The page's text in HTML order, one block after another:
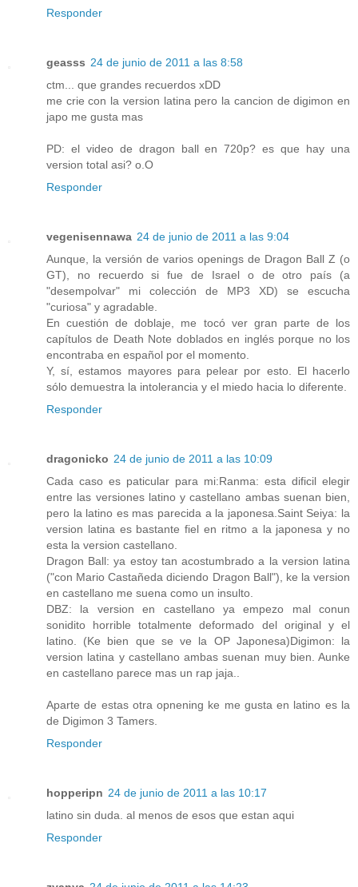
Responder
geasss 24 de junio de 2011 a las 8:58
ctm... que grandes recuerdos xDD
me crie con la version latina pero la cancion de digimon en
japo me gusta mas
PD: el video de dragon ball en 720p? es que hay una
version total asi? o.O
Responder
vegenisennawa 24 de junio de 2011 a las 9:04
Aunque, la versión de varios openings de Dragon Ball Z (o
GT), no recuerdo si fue de Israel o de otro país (a
"desempolvar" mi colección de MP3 XD) se escucha
"curiosa" y agradable.
En cuestión de doblaje, me tocó ver gran parte de los
capítulos de Death Note doblados en inglés porque no los
encontraba en español por el momento.
Y, sí, estamos mayores para pelear por esto. El hacerlo
sólo demuestra la intolerancia y el miedo hacia lo diferente.
Responder
dragonicko 24 de junio de 2011 a las 10:09
Cada caso es paticular para mi:Ranma: esta dificil elegir
entre las versiones latino y castellano ambas suenan bien,
pero la latino es mas parecida a la japonesa.Saint Seiya: la
version latina es bastante fiel en ritmo a la japonesa y no
esta la version castellano.
Dragon Ball: ya estoy tan acostumbrado a la version latina
("con Mario Castañeda diciendo Dragon Ball"), ke la version
en castellano me suena como un insulto.
DBZ: la version en castellano ya empezo mal conun
sonidito horrible totalmente deformado del original y el
latino. (Ke bien que se ve la OP Japonesa)Digimon: la
version latina y castellano ambas suenan muy bien. Aunke
en castellano parece mas un rap jaja..
Aparte de estas otra opnening ke me gusta en latino es la
de Digimon 3 Tamers.
Responder
hopperipn 24 de junio de 2011 a las 10:17
latino sin duda. al menos de esos que estan aqui
Responder